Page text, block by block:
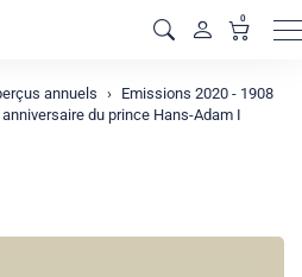
0
annuels
Emissions 2020 - 1908
du prince Hans-Adam I